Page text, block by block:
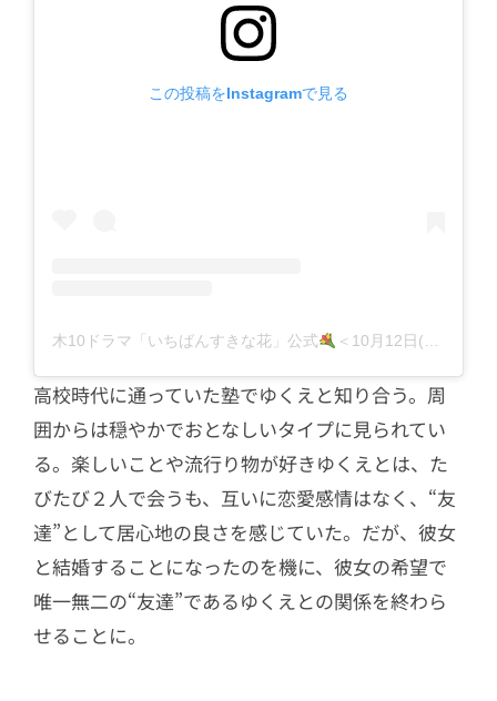
この投稿をInstagramで見る
木10ドラマ「いちばんすきな花」公式 ＜10月12日(木)よる10時スタート！＞フジテレビ(@sukihana_fujitv)がシェアした投稿
高校時代に通っていた塾でゆくえと知り合う。周
囲からは穏やかでおとなしいタイプに見られてい
る。楽しいことや流行り物が好きゆくえとは、た
びたび２人で会うも、互いに恋愛感情はなく、“友
達”として居心地の良さを感じていた。だが、彼女
と結婚することになったのを機に、彼女の希望で
唯一無二の“友達”であるゆくえとの関係を終わら
せることに。